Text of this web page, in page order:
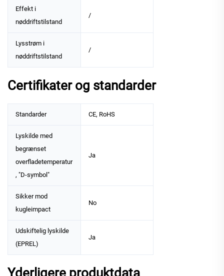
Effekt i
nøddriftstilstand
/
Lysstrøm i
nøddriftstilstand
/
Certifikater og standarder
Standarder CE, RoHS
Lyskilde med
begrænset
overfladetemperatur
, "D-symbol"
Ja
Sikker mod
kugleimpact
No
Udskiftelig lyskilde
(EPREL)
Ja
Yderligere produktdata